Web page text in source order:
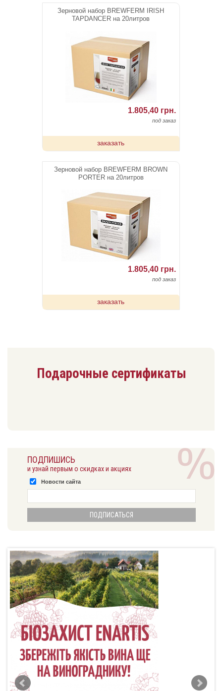
Зерновой набор BREWFERM IRISH
TAPDANCER на 20литров
1.805,40 грн.
под заказ
заказать
Зерновой набор BREWFERM BROWN
PORTER на 20литров
1.805,40 грн.
под заказ
заказать
Подарочные сертификаты
ПОДПИШИСЬ
и узнай первым о скидках и акциях
Новости сайта